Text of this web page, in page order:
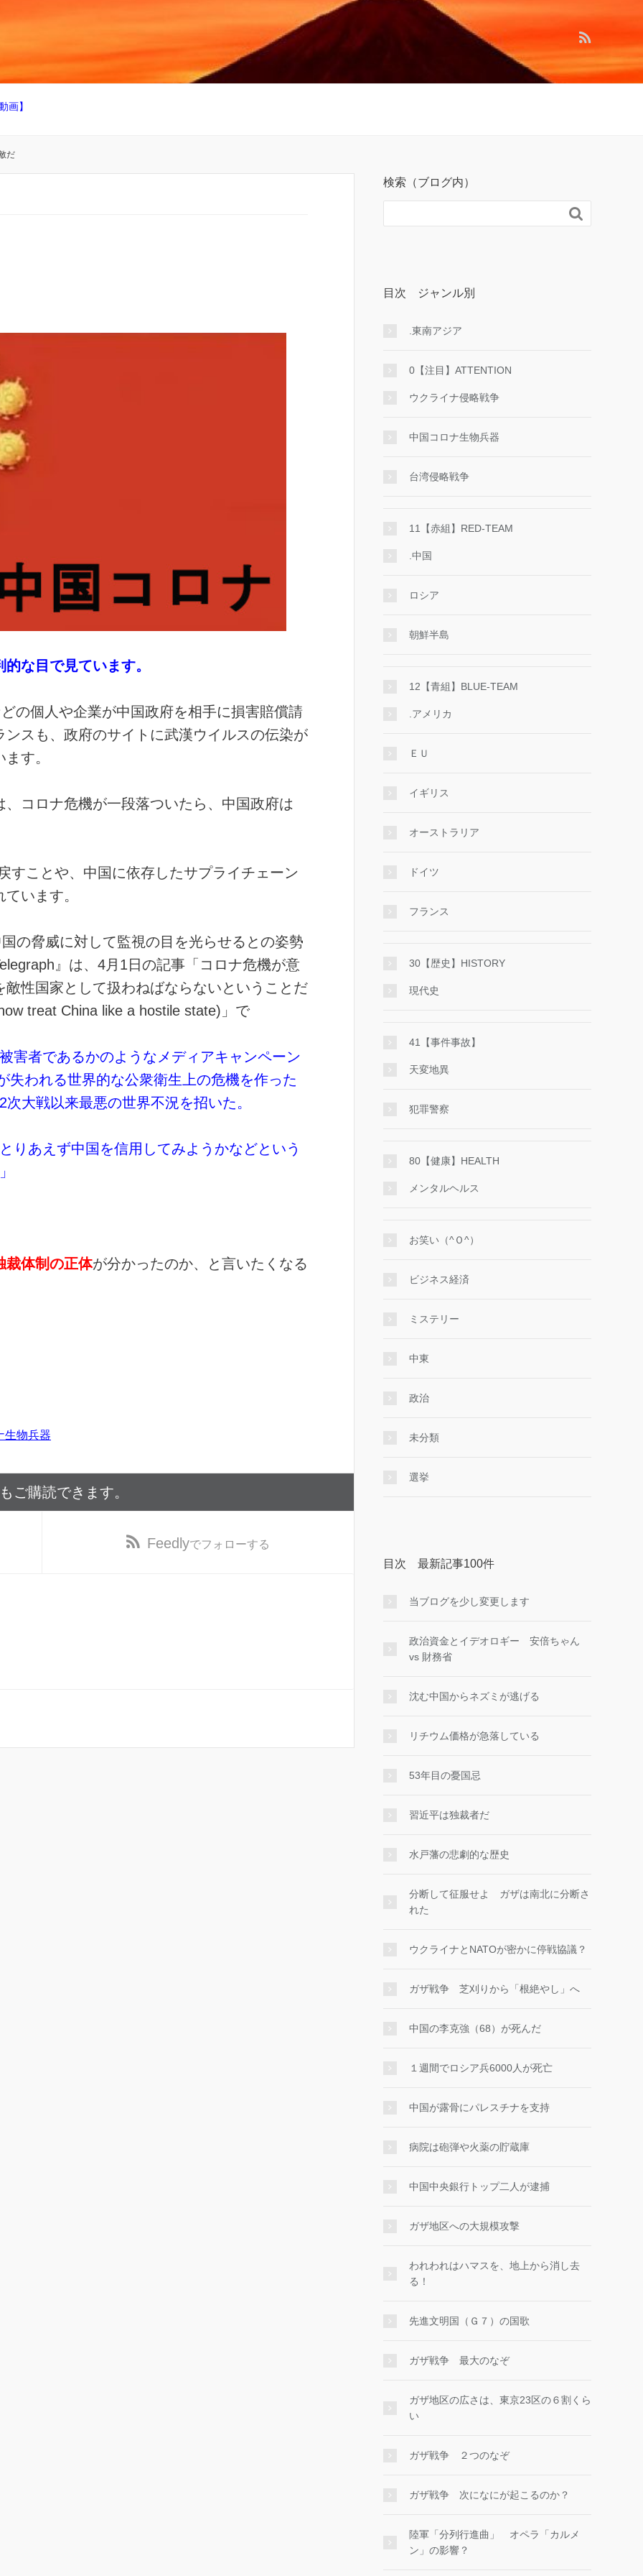
画】
だ
な目で見ています。
の個人や企業が中国政府を相手に損害賠償請
スも、政府のサイトに武漢ウイルスの伝染が
す。
コロナ危機が一段落ついたら、中国政府は
すことや、中国に依存したサプライチェーン
います。
の脅威に対して監視の目を光らせるとの姿勢
』は、4月1日の記事「コロナ危機が意
性国家として扱わねばならないということだ
treat China like a hostile state)」で
害者であるかのようなメディアキャンペーン
失われる世界的な公衆衛生上の危機を作った
大戦以来最悪の世界不況を招いた。
あえず中国を信用してみようかなどという
裁体制の正体が分かったのか、と言いたくなる
生物兵器
ご購読できます。
Feedlyでフォローする
検索（ブログ内）

目次 ジャンル別
.東南アジア
0【注目】ATTENTION
ウクライナ侵略戦争
中国コロナ生物兵器
台湾侵略戦争
11【赤組】RED-TEAM
.中国
ロシア
朝鮮半島
12【青組】BLUE-TEAM
.アメリカ
ＥＵ
イギリス
オーストラリア
ドイツ
フランス
30【歴史】HISTORY
現代史
41【事件事故】
天変地異
犯罪警察
80【健康】HEALTH
メンタルヘルス
お笑い（^Ｏ^）
ビジネス経済
ミステリー
中東
政治
未分類
選挙
目次 最新記事100件
当ブログを少し変更します
政治資金とイデオロギー 安倍ちゃん
vs 財務省
沈む中国からネズミが逃げる
リチウム価格が急落している
53年目の憂国忌
習近平は独裁者だ
水戸藩の悲劇的な歴史
分断して征服せよ ガザは南北に分断さ
れた
ウクライナとNATOが密かに停戦協議？
ガザ戦争 芝刈りから「根絶やし」へ
中国の李克強（68）が死んだ
１週間でロシア兵6000人が死亡
中国が露骨にパレスチナを支持
病院は砲弾や火薬の貯蔵庫
中国中央銀行トップ二人が逮捕
ガザ地区への大規模攻撃
われわれはハマスを、地上から消し去
る！
先進文明国（Ｇ７）の国歌
ガザ戦争 最大のなぞ
ガザ地区の広さは、東京23区の６割くら
い
ガザ戦争 ２つのなぞ
ガザ戦争 次になにが起こるのか？
陸軍「分列行進曲」 オペラ「カルメ
ン」の影響？